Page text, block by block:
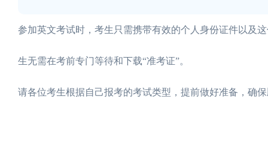
参加英文考试时，考生只需携带有效的个人身份证件以及
生无需在考前专门等待和下载“准考证”。
请各位考生根据自己报考的考试类型，提前做好准备，确